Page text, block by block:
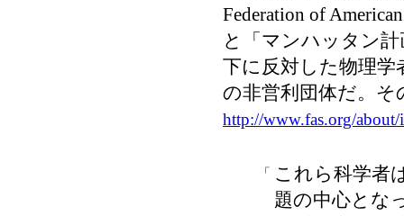
Federation of
と「マンハッタン
下に反対した物理学
の非営利団体だ。そ
http://www.fas.org/
「
これら科学者
題の中心とな